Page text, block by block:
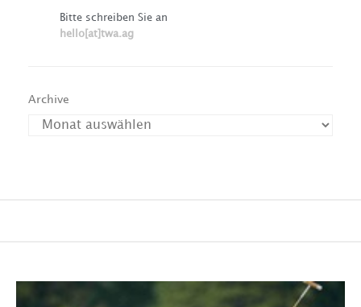
Bitte schreiben Sie an
hello[at]twa.ag
Archive